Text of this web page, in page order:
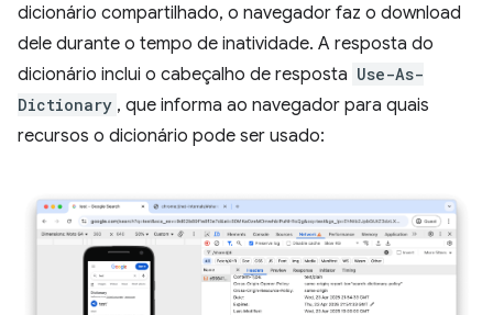
dicionário compartilhado, o navegador faz o download
dele durante o tempo de inatividade. A resposta do
dicionário inclui o cabeçalho de resposta Use-As-
Dictionary , que informa ao navegador para quais
recursos o dicionário pode ser usado: